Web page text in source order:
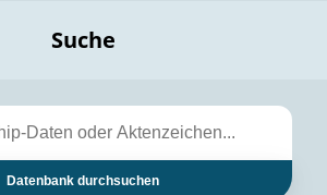
Suche
Datenbank durchsuchen